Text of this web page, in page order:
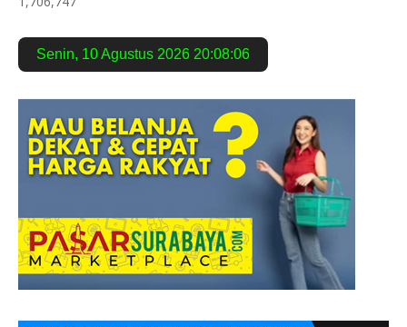
Senin, 10 Agustus 2026 20:08:07